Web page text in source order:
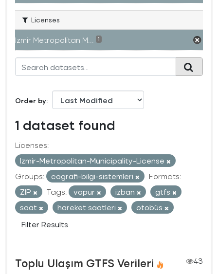
Licenses
Izmir Metropolitan M... 1
Order by
1 dataset found
Licenses:
Izmir-Metropolitan-Municipality-License
Groups:
cografi-bilgi-sistemleri
Formats:
ZIP
Tags: vapur izban
gtfs
saat
hareket saatleri
otobüs
Filter Results
Toplu Ulaşım GTFS Verileri
43